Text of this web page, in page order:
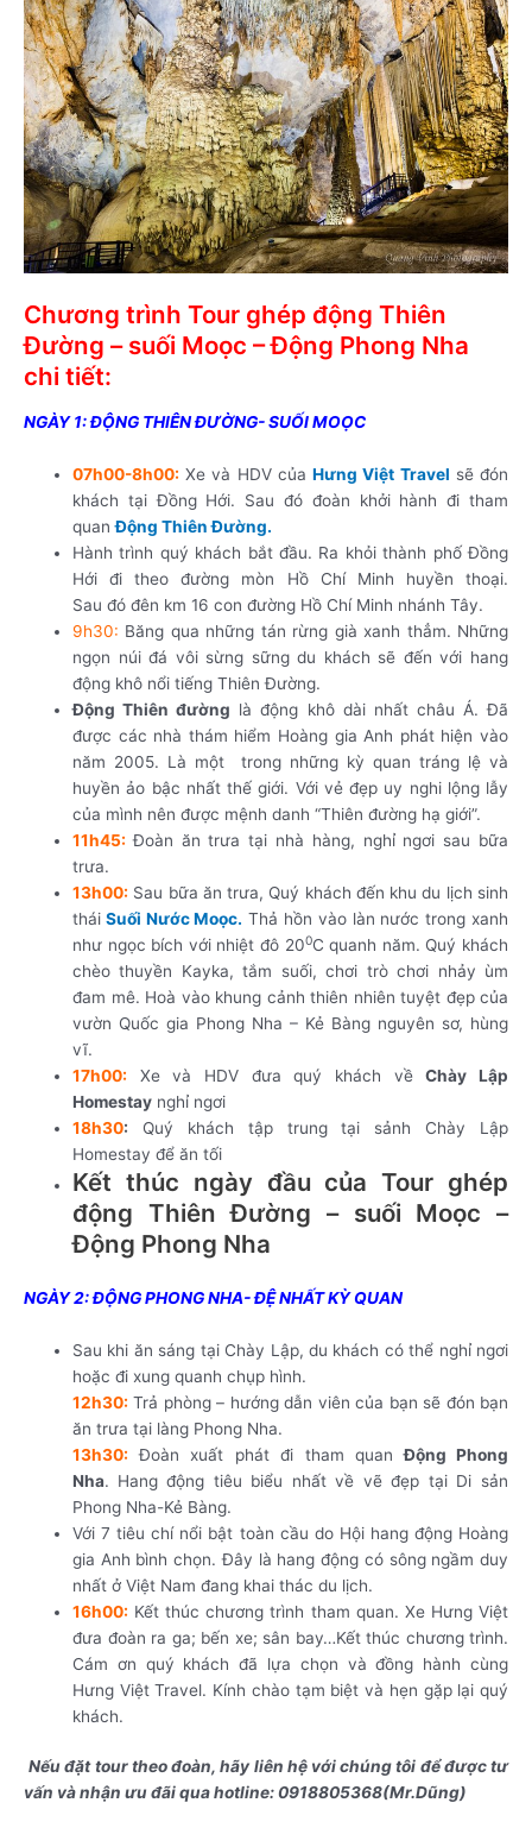
Chương trình Tour ghép động Thiên
Đường – suối Moọc – Động Phong Nha
chi tiết:
NGÀY 1: ĐỘNG THIÊN ĐƯỜNG- SUỐI MOỌC
07h00-8h00: Xe và HDV củaHưng Việt Travel sẽ đón
khách tại Đồng Hới. Sau đó đoàn khởi hành đi tham
quanĐộng Thiên Đường.
Hành trình quý khách bắt đầu. Ra khỏi thành phố Đồng
Hới đi theo đường mòn Hồ Chí Minh huyền thoại.
Sau đó đên km 16 con đường Hồ Chí Minh nhánh Tây.
9h30: Băng qua những tán rừng già xanh thẳm. Những
ngọn núi đá vôi sừng sững du khách sẽ đến với hang
động khô nổi tiếng Thiên Đường.
Động Thiên đường là động khô dài nhất châu Á. Đã
được các nhà thám hiểm Hoàng gia Anh phát hiện vào
năm 2005. Là một trong những kỳ quan tráng lệ và
huyền ảo bậc nhất thế giới. Với vẻ đẹp uy nghi lộng lẫy
của mình nên được mệnh danh “Thiên đường hạ giới”.
11h45: Đoàn ăn trưa tại nhà hàng, nghỉ ngơi sau bữa
trưa.
13h00: Sau bữa ăn trưa, Quý khách đến khu du lịch sinh
thái Suối Nước Moọc. Thả hồn vào làn nước trong xanh
như ngọc bích với nhiệt đô 200C quanh năm. Quý khách
chèo thuyền Kayka, tắm suối, chơi trò chơi nhảy ùm
đam mê. Hoà vào khung cảnh thiên nhiên tuyệt đẹp của
vườn Quốc gia Phong Nha – Kẻ Bàng nguyên sơ, hùng
vĩ.
17h00: Xe và HDV đưa quý khách vềChày Lập
Homestay nghỉ ngơi
18h30: Quý khách tập trung tại sảnh Chày Lập
Homestay để ăn tối
Kết thúc ngày đầu của Tour ghép
động Thiên Đường – suối Moọc –
Động Phong Nha
NGÀY 2: ĐỘNG PHONG NHA- ĐỆ NHẤT KỲ QUAN
Sau khi ăn sáng tại Chày Lập, du khách có thể nghỉ ngơi
hoặc đi xung quanh chụp hình.
12h30: Trả phòng – hướng dẫn viên của bạn sẽ đón bạn
ăn trưa tại làng Phong Nha.
13h30: Đoàn xuất phát đi tham quan Động Phong
Nha. Hang động tiêu biểu nhất về vẽ đẹp tại Di sản
Phong Nha-Kẻ Bàng.
Với 7 tiêu chí nổi bật toàn cầu do Hội hang động Hoàng
gia Anh bình chọn. Đây là hang động có sông ngầm duy
nhất ở Việt Nam đang khai thác du lịch.
16h00: Kết thúc chương trình tham quan. Xe Hưng Việt
đưa đoàn ra ga; bến xe; sân bay…Kết thúc chương trình.
Cám ơn quý khách đã lựa chọn và đồng hành cùng
Hưng Việt Travel. Kính chào tạm biệt và hẹn gặp lại quý
khách.
Nếu đặt tour theo đoàn, hãy liên hệ với chúng tôi để được tư
vấn và nhận ưu đãi qua hotline: 0918805368(Mr.Dũng)